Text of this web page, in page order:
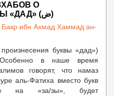
О
ПРОИЗНОШЕНИИ БУКВЫ «ДАД» (ض)
ибн Ахмад Хаммад ан-
буквы «дад»)
в наше время
говорят, что намаз
аль-Фатиха вместо букв
на «за/зы», будет